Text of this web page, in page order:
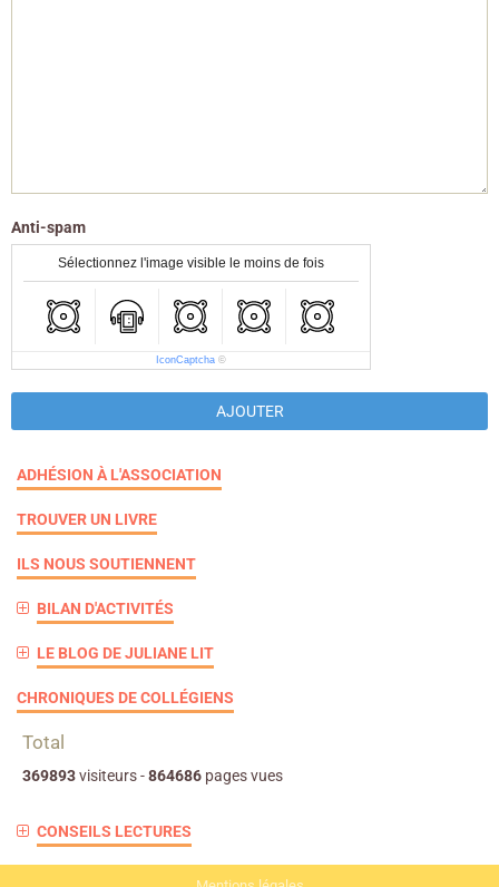
Anti-spam
Sélectionnez l'image visible le moins de fois
IconCaptcha ©
AJOUTER
ADHÉSION À L'ASSOCIATION
TROUVER UN LIVRE
ILS NOUS SOUTIENNENT
BILAN D'ACTIVITÉS
LE BLOG DE JULIANE LIT
CHRONIQUES DE COLLÉGIENS
Total
369893visiteurs -864686 pages vues
CONSEILS LECTURES